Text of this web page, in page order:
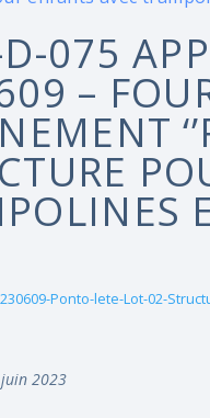
075
–
Ponto-lete-Lot-02-
2023